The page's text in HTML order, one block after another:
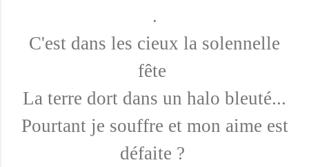
.
C'est dans les cieux la solennelle
fête
La terre dort dans un halo bleuté...
Pourtant je souffre et mon aime est
défaite ?